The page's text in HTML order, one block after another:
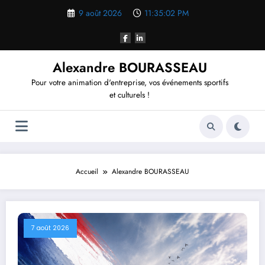
9 août 2026 11:35:03 PM
Alexandre BOURASSEAU
Pour votre animation d'entreprise, vos événements sportifs
et culturels !
Accueil Alexandre BOURASSEAU
7 août 2026